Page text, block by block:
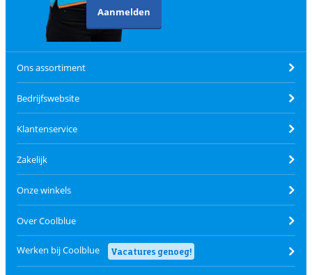
Aanmelden
Ons assortiment
Bedrijfswebsite
Klantenservice
Zakelijk
Onze winkels
Over Coolblue
Werken bij Coolblue Vacatures genoeg!